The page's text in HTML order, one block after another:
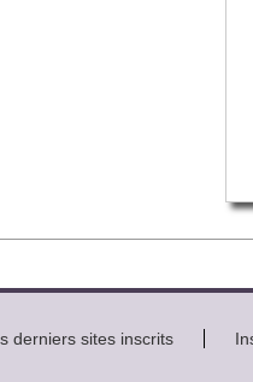
derniers sites inscrits